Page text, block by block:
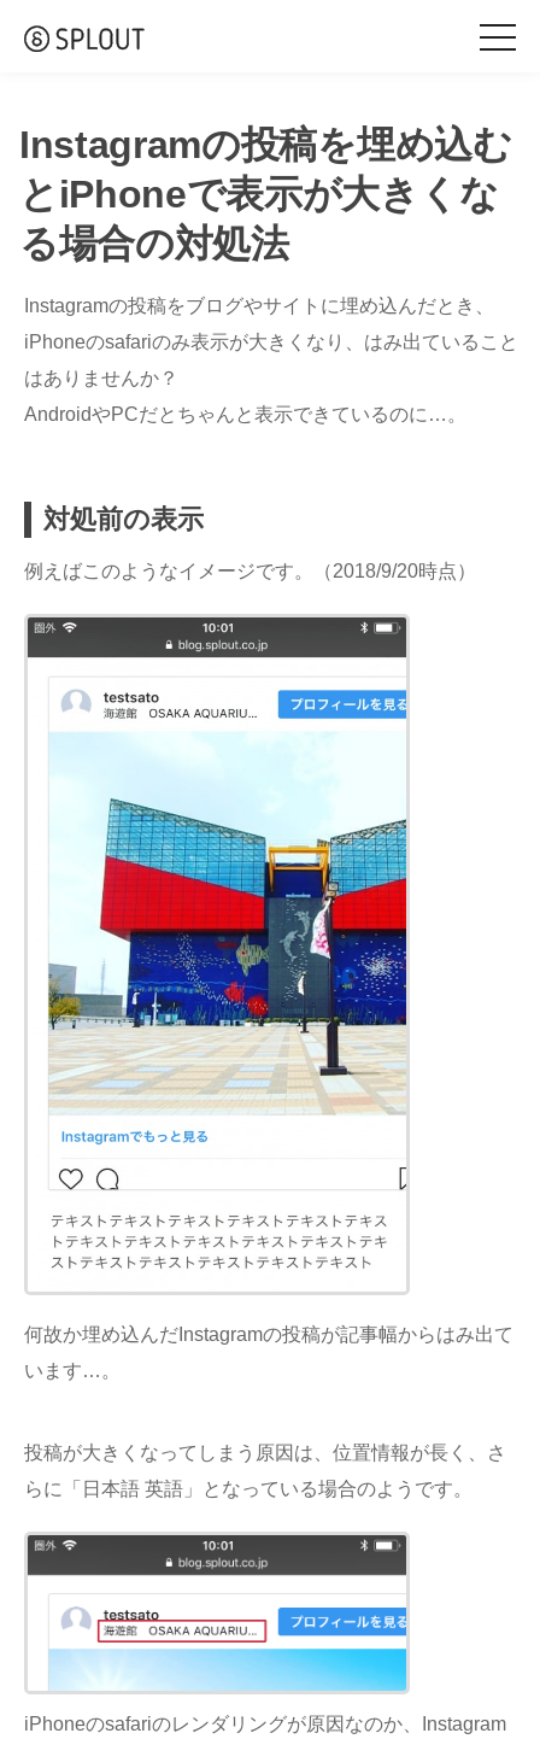
Instagramの投稿を埋め込む
とiPhoneで表示が大きくな
る場合の対処法
Instagramの投稿をブログやサイトに埋め込んだとき、
iPhoneのsafariのみ表示が大きくなり、はみ出ていること
はありませんか？
AndroidやPCだとちゃんと表示できているのに…。
対処前の表示
例えばこのようなイメージです。（2018/9/20時点）
何故か埋め込んだInstagramの投稿が記事幅からはみ出て
います…。
投稿が大きくなってしまう原因は、位置情報が長く、さ
らに「日本語 英語」となっている場合のようです。
iPhoneのsafariのレンダリングが原因なのか、Instagram